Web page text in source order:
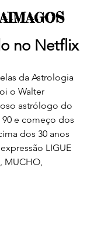
S
no Netflix
da Astrologia
o Walter
astrólogo do
e começo dos
dos 30 anos
LIGUE
MUCHO,